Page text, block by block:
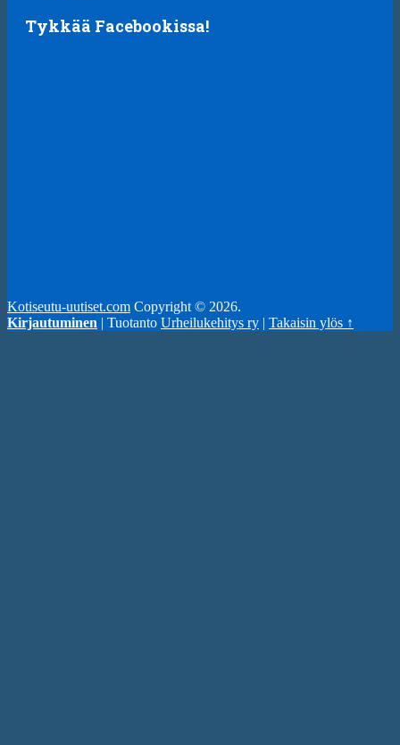
Tykkää Facebookissa!
Kotiseutu-uutiset.com Copyright © 2026.
Kirjautuminen | Tuotanto Urheilukehitys ry | Takaisin ylös ↑